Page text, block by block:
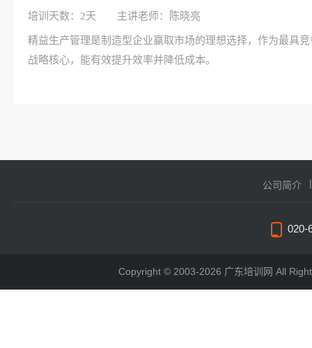
培训天数：2天 主讲老师：陈晓亮
精益生产管理是制造型企业赢取市场的理想选择，作为最具
战略核心，能有效提升效率并降低成本。
公司简介
020-
Copyright © 2003-2026 广东培训网 All